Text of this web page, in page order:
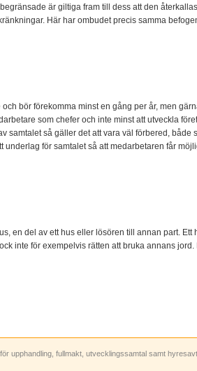
är giltiga fram till dess att den
Här har ombudet precis samma
bör förekomma minst en gång per år, men
som chefer och inte minst att utveckla
samtalet så gäller det att vara väl förbered, både
för samtalet så att medarbetaren får
en del av ett hus eller lösören till annan part. Ett
inte för exempelvis rätten att bruka annans jord.
upphandling, fullmakt, utvecklingssamtal samt